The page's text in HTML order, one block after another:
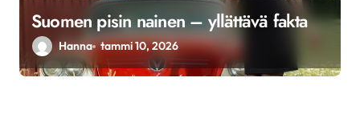
Suomen pisin nainen – yllättävä fakta
Hanna tammi 10, 2026